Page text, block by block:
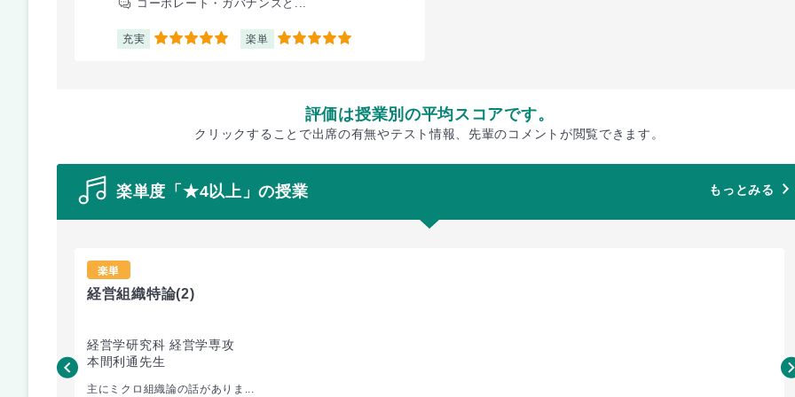
コーポレート・ガバナンスと...
充実 5 楽単 5
評価は授業別の平均スコアです。
クリックすることで出席の有無やテスト情報、先輩のコメントが閲覧できます。
楽単度「★4以上」の授業 もっとみる
楽単
経営組織特論(2)
経営学研究科 経営学専攻
本間利通先生
主にミクロ組織論の話がありま...